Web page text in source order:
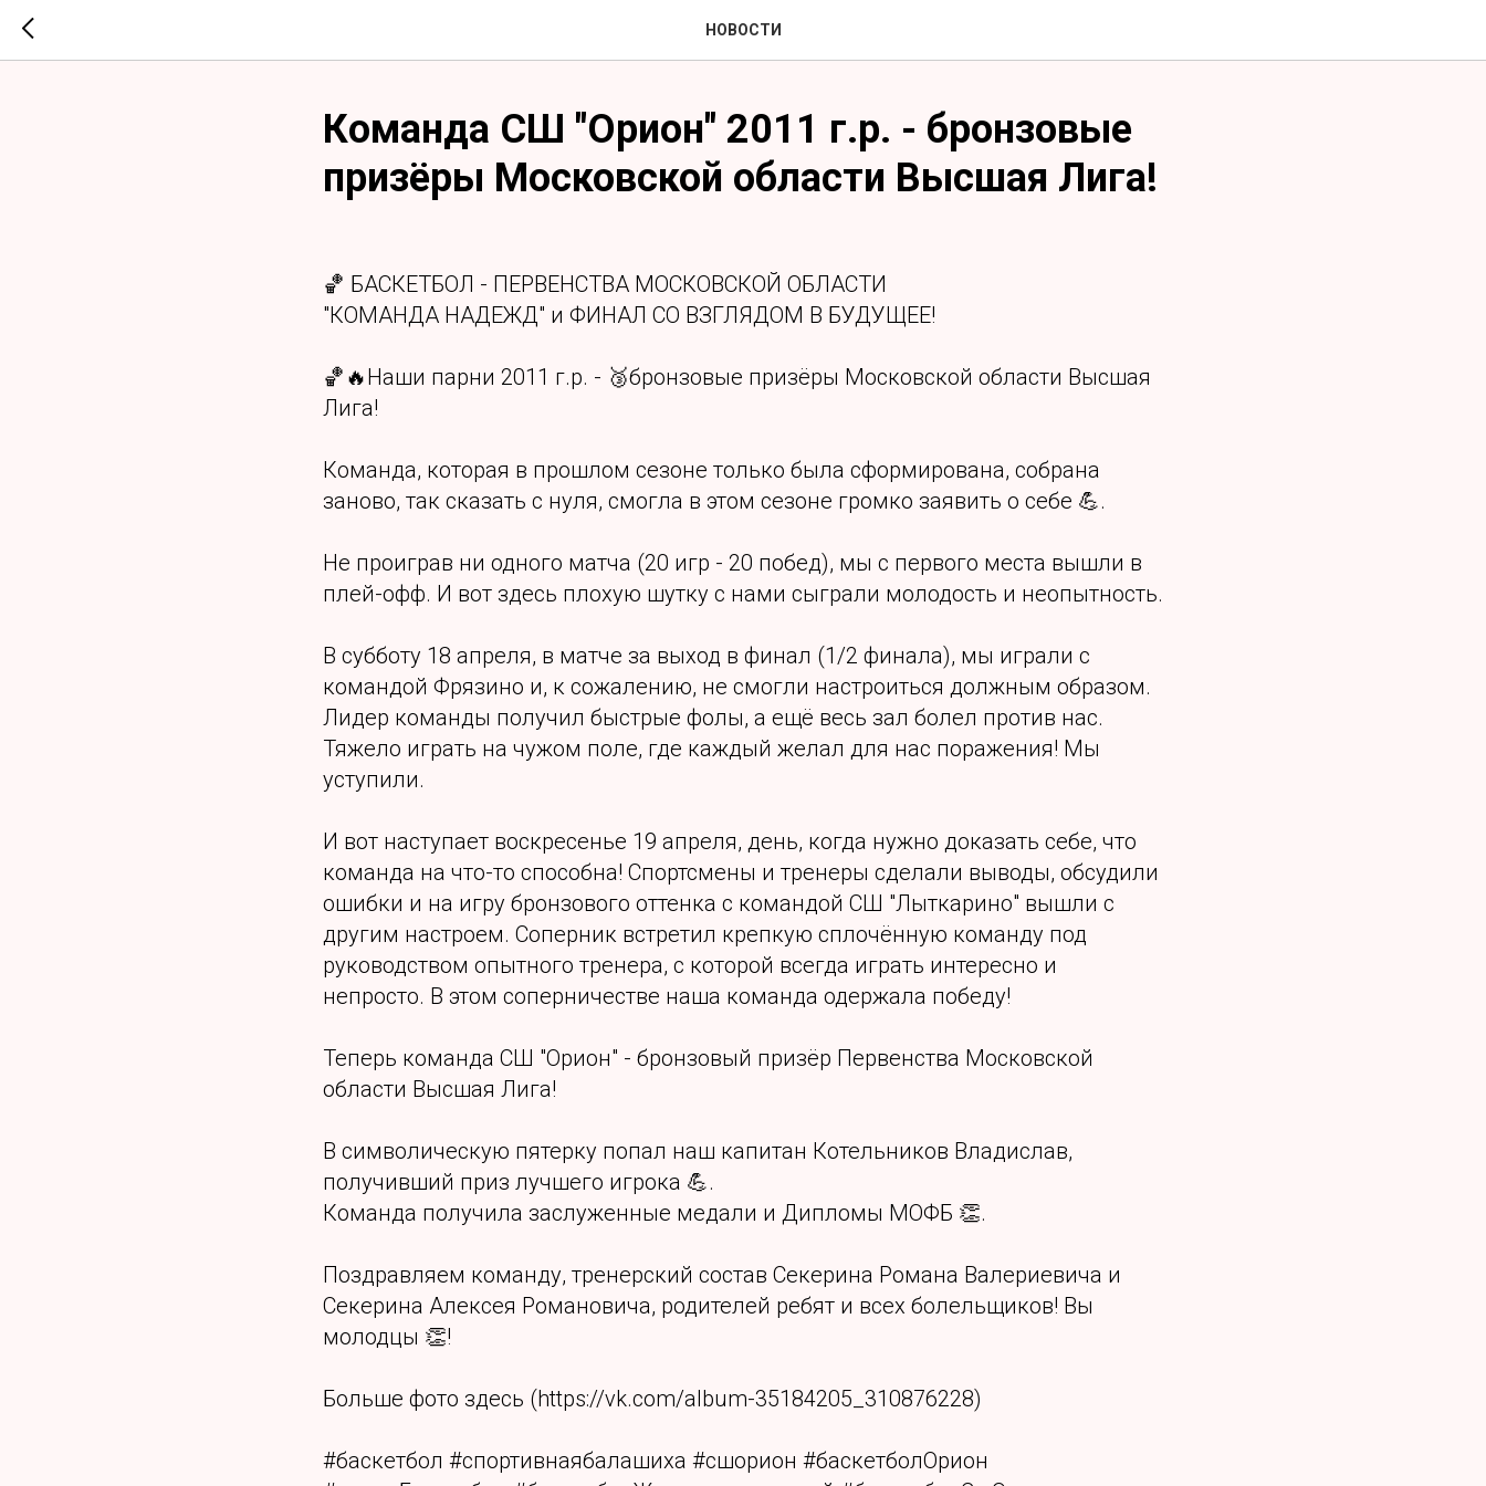
НОВОСТИ
Команда СШ "Орион" 2011 г.р. - бронзовые
призёры Московской области Высшая Лига!
🏀 БАСКЕТБОЛ - ПЕРВЕНСТВА МОСКОВСКОЙ ОБЛАСТИ
"КОМАНДА НАДЕЖД" и ФИНАЛ СО ВЗГЛЯДОМ В БУДУЩЕЕ!
🏀🔥Наши парни 2011 г.р. - 🥉бронзовые призёры Московской области Высшая
Лига!
Команда, которая в прошлом сезоне только была сформирована, собрана
заново, так сказать с нуля, смогла в этом сезоне громко заявить о себе 💪.
Не проиграв ни одного матча (20 игр - 20 побед), мы с первого места вышли в
плей-офф. И вот здесь плохую шутку с нами сыграли молодость и неопытность.
В субботу 18 апреля, в матче за выход в финал (1/2 финала), мы играли с
командой Фрязино и, к сожалению, не смогли настроиться должным образом.
Лидер команды получил быстрые фолы, а ещё весь зал болел против нас.
Тяжело играть на чужом поле, где каждый желал для нас поражения! Мы
уступили.
И вот наступает воскресенье 19 апреля, день, когда нужно доказать себе, что
команда на что-то способна! Спортсмены и тренеры сделали выводы, обсудили
ошибки и на игру бронзового оттенка с командой СШ "Лыткарино" вышли с
другим настроем. Соперник встретил крепкую сплочённую команду под
руководством опытного тренера, с которой всегда играть интересно и
непросто. В этом соперничестве наша команда одержала победу!
Теперь команда СШ "Орион" - бронзовый призёр Первенства Московской
области Высшая Лига!
В символическую пятерку попал наш капитан Котельников Владислав,
получивший приз лучшего игрока 💪.
Команда получила заслуженные медали и Дипломы МОФБ 👏.
Поздравляем команду, тренерский состав Секерина Романа Валериевича и
Секерина Алексея Романовича, родителей ребят и всех болельщиков! Вы
молодцы 👏!
Больше фото здесь (https://vk.com/album-35184205_310876228)
#баскетбол #спортивнаябалашиха #сшорион #баскетболОрион